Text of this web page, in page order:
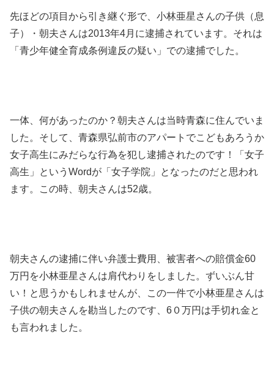
先ほどの項目から引き継ぐ形で、小林亜星さんの子供（息
子）・朝夫さんは2013年4月に逮捕されています。それは
「青少年健全育成条例違反の疑い」での逮捕でした。
一体、何があったのか？朝夫さんは当時青森に住んでいま
した。そして、青森県弘前市のアパートでこどもあろうか
女子高生にみだらな行為を犯し逮捕されたのです！「女子
高生」というWordが「女子学院」となったのだと思われ
ます。この時、朝夫さんは52歳。
朝夫さんの逮捕に伴い弁護士費用、被害者への賠償金60
万円を小林亜星さんは肩代わりをしました。ずいぶん甘
い！と思うかもしれませんが、この一件で小林亜星さんは
子供の朝夫さんを勘当したのです、6０万円は手切れ金と
も言われました。